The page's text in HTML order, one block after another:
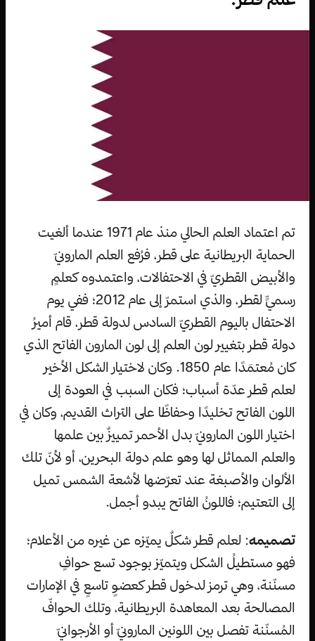
تم اعتماد العلم الحالي منذ عام 1971 عندما ألغيت
الحماية البريطانية على قطر، فرُفع العلم المارونيّ
والأبيض القطريّ في الاحتفالات، واعتمدوه كعلمٍ
رسميٍّ لقطر، والذي استمرّ إلى عام 2012؛ ففي يوم
الاحتفال باليوم القطريّ السادس لدولة قطر، قام أميرُ
دولة قطر بتغيير لون العلم إلى لون المارون الفاتح الذي
كان مُعتمَدًا عام 1850. وكان لاختيار الشكل الأخير
لعلم قطر عدّة أسباب؛ فكان السبب في العودة إلى
اللون الفاتح تخليدًا وحفاظًا على التراث القديم، وكان في
اختيار اللون المارونيّ بدل الأحمر تمييزٌ بين علمها
والعلم المماثل لها وهو علم دولة البحرين، أو لأنّ تلك
الألوان والأصبغة عند تعرّضها لأشعة الشمس تميل
إلى التعتيم؛ فاللونُ الفاتح يبدو أجمل.
تصميمه: لعلم قطر شكلٌ يميّزه عن غيره من الأعلام؛
فهو مستطيلُ الشكل ويتميّز بوجود تسع حوافٍ
مسنّنة، وهي ترمز لدخول قطر كعضوٍ تاسعٍ في الإمارات
المصالحة بعد المعاهدة البريطانية، وتلك الحوافّ
المُسنّنة تفصل بين اللونين المارونيّ أو الأرجوانيّ